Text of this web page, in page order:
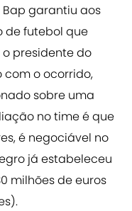
garantiu aos
de futebol que
presidente do
com o ocorrido,
sobre uma
no time é que
é negociável no
já estabeleceu
milhões de euros